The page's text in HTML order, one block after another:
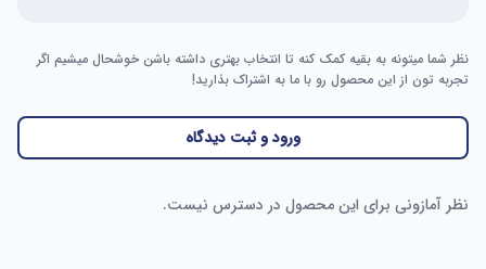
نظر شما میتونه به بقیه کمک کنه تا انتخاب بهتری داشته باشن خوشحال میشیم اگر
تجربه تون از این محصول رو با ما به اشتراک بذارید!
ورود و ثبت دیدگاه
نظر آمازونی برای این محصول در دسترس نیست.